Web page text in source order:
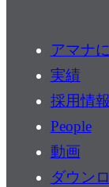
アマナ
実績
採用情報
People
動画
ダウン